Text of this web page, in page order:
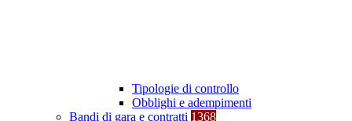
Tipologie di controllo
Obblighi e adempimenti
Bandi di gara e contratti 1368